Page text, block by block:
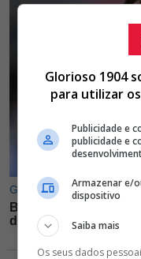
Glorioso 1904
para utilizar
Publicidade e
publicidade e
Armazenar e/
dispositivo
Saiba mais
Os seus dados